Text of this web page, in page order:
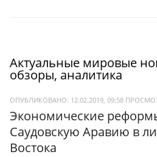
Актуальные мировые
обзоры, аналитика
ОПУБЛИКОВАНО: 12.02.2019, 09:58
Экономические
Саудовскую Аравию в
Востока